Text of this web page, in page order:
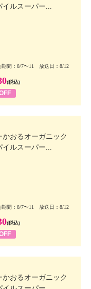
イルスーパー...
期間：8/7〜11 放送日：8/12
(税込)
かおるオーガニック
イルスーパー...
期間：8/7〜11 放送日：8/12
(税込)
かおるオーガニック